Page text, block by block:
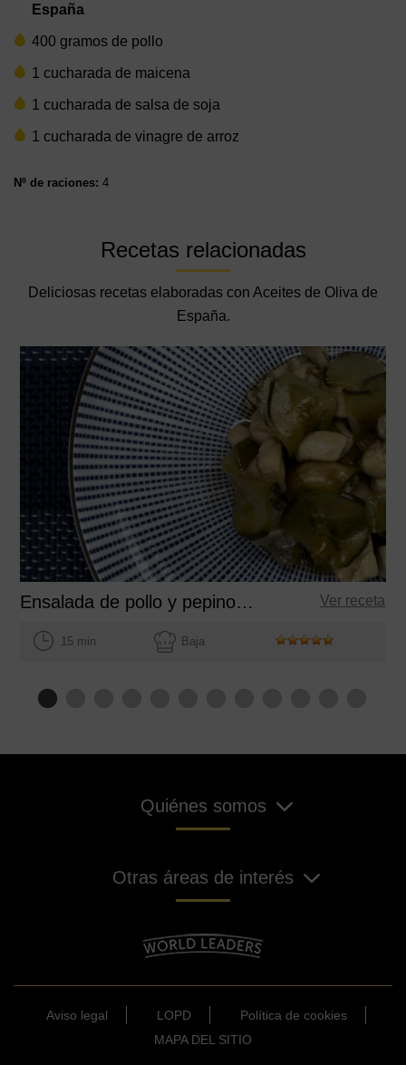
España
400 gramos de pollo
1 cucharada de maicena
1 cucharada de salsa de soja
1 cucharada de vinagre de arroz
Nº de raciones: 4
Recetas relacionadas
Deliciosas recetas elaboradas con Aceites de Oliva de
España.
Ensalada de pollo y pepino con aceite de guindillas Ver receta
15 min Baja
Quiénes somos
Otras áreas de interés
Aviso legal LOPD
Política de cookies
MAPA DEL SITIO